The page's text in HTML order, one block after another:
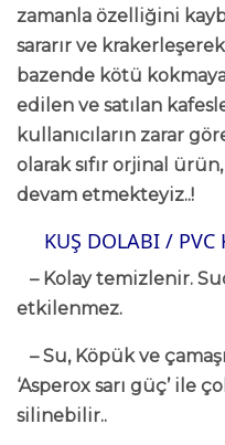
zamanla özelliğini
sararır ve
bazende kötü
edilen ve satılan
kullanıcıların zarar
olarak sıfır orjinal
devam etmekteyiz..!
KUŞ DOLABI / PVC
– Kolay temizlenir.
etkilenmez.
– Su, Köpük ve
‘Asperox sarı güç’ ile
silinebilir..